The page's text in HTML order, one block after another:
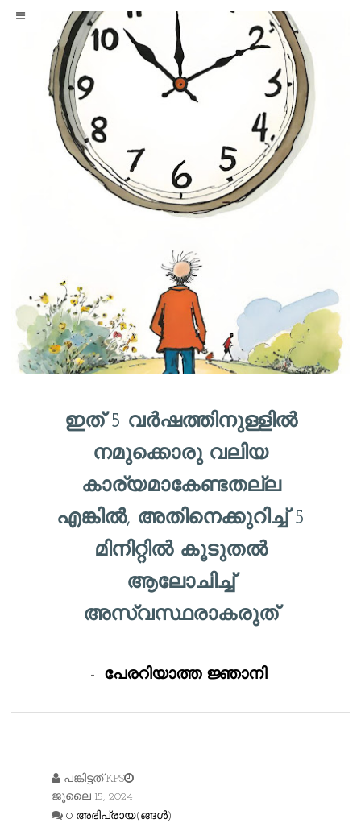
ഇത് 5 വർഷത്തിനുള്ളിൽ
നമുക്കൊരു വലിയ
കാര്യമാകേണ്ടതല്ല
എങ്കിൽ, അതിനെക്കുറിച്ച് 5
മിനിറ്റിൽ കൂടുതൽ
ആലോചിച്ച്
അസ്വസ്ഥരാകരുത്
- പേരറിയാത്ത ജ്ഞാനി
പങ്കിട്ടത്KPS
ജൂലൈ 15, 2024
0 അഭിപ്രായ(ങ്ങള്‍)